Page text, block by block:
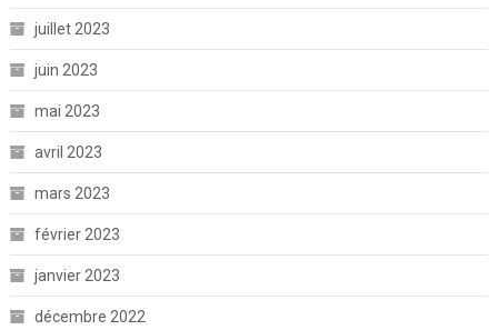
juillet 2023
juin 2023
mai 2023
avril 2023
mars 2023
février 2023
janvier 2023
décembre 2022